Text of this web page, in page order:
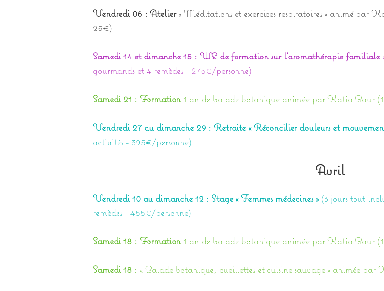
Vendredi 06 : Atelier« Méditations et exercices respiratoires » animé par
25€)
Samedi 14 et dimanche 15 : WE de formation sur l’aromathérapie familiale
gourmands et 4 remèdes - 275€/personne)
Samedi 21 : Formation1 an de balade botanique animée par Katia Baur
Vendredi 27 au dimanche 29 : Retraite « Réconcilier douleurs et
activités - 395€/personne)
Avril
Vendredi 10 au dimanche 12 : Stage « Femmes médecines » (3 jours tout
remèdes - 455€/personne)
Samedi 18 : Formation1 an de balade botanique animée par Katia Baur
Samedi 18 : « Balade botanique, cueillettes et cuisine sauvage » animée